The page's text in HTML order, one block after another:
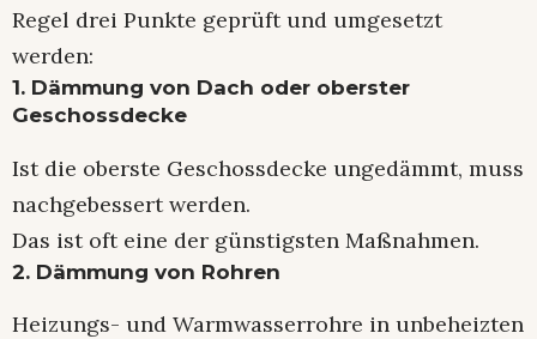
Regel drei Punkte geprüft und umgesetzt
werden:
1. Dämmung von Dach oder oberster
Geschossdecke
Ist die oberste Geschossdecke ungedämmt, muss
nachgebessert werden.
Das ist oft eine der günstigsten Maßnahmen.
2. Dämmung von Rohren
Heizungs- und Warmwasserrohre in unbeheizten